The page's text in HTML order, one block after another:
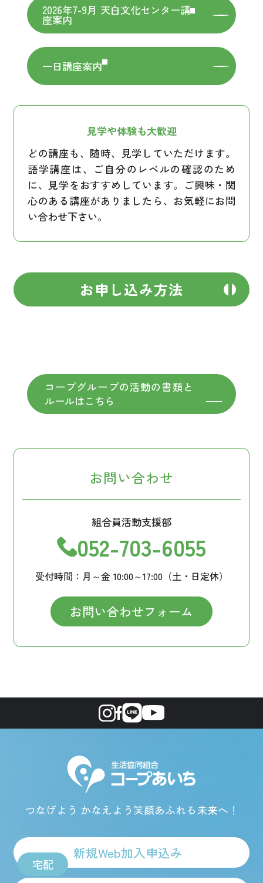
2026年7-9月 天白文化センター講
座案内
一日講座案内
見学や体験も大歓迎
どの講座も、随時、見学していただけます。
語学講座は、ご自分のレベルの確認のため
に、見学をおすすめしています。ご興味・関
心のある講座がありましたら、お気軽にお問
い合わせ下さい。
お申し込み方法
コープグループの活動の書類と
ルールはこちら
お問い合わせ
組合員活動支援部
052-703-6055
受付時間：月～金 10:00～17:00（土・日定休）
お問い合わせフォーム
つなげよう かなえよう笑顔あふれる未来へ！
宅配
新規Web加入申込み